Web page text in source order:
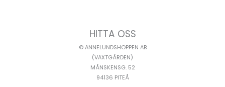
HITTA OSS
© ANNELUNDSHOPPEN AB
(VÄXTGÅRDEN)
MÅNSKENSG. 52
94136 PITEÅ